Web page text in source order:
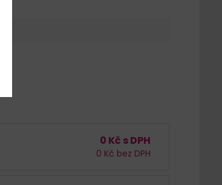
0 Kč s DPH
0 Kč bez DPH